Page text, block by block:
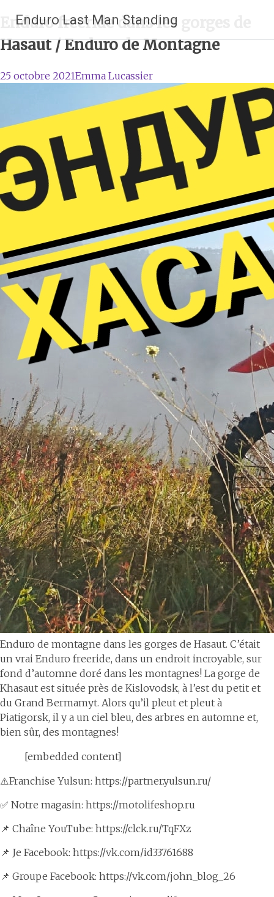
contenu
principal
Enduro Last Man Standing
Enduro freeride dans les gorges de
Hasaut / Enduro de Montagne
25 octobre 2021Emma Lucassier
Enduro de montagne dans les gorges de Hasaut. C’était
un vrai Enduro freeride, dans un endroit incroyable, sur
fond d’automne doré dans les montagnes! La gorge de
Khasaut est située près de Kislovodsk, à l’est du petit et
du Grand Bermamyt. Alors qu’il pleut et pleut à
Piatigorsk, il y a un ciel bleu, des arbres en automne et,
bien sûr, des montagnes!
[embedded content]
⚠️Franchise Yulsun: https://partner.yulsun.ru/
✅ Notre magasin: https://motolifeshop.ru
📌 Chaîne YouTube: https://clck.ru/TqFXz
📌 Je Facebook: https://vk.com/id33761688
📌 Groupe Facebook: https://vk.com/john_blog_26